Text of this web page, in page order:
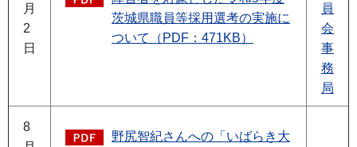
月
2
日
茨城県職員等採用選考の実施に
ついて（PDF：471KB）
員
会
事
務
局
8
野尻智紀さんへの「いばらき大